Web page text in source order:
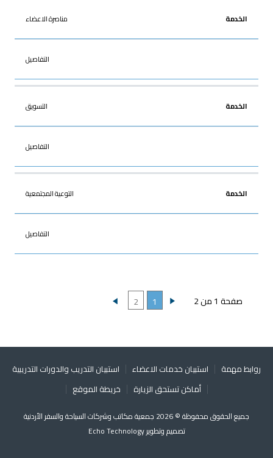
مناصرة الاعضاء
التفاصيل
التسويق
التفاصيل
التوعية المجتمعية
التفاصيل
صفحة 1 من 2 1
2
روابط مهمة استبيان خدمات الاعضاء
استبيان التدريب والدورات التدريبية
أماكن تستحق الزيارة
خريطة الموقع
جميع الحقوق محفوظة © 2026 جمعية مكاتب وشركات السياحة والسفر الأردنية
تصميم وتطويرEcho Technology